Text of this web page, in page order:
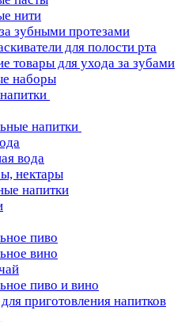
нити
зубными протезами
для полости рта
товары для ухода за зубами
наборы
напитки
вода
нектары
напитки
пиво
вино
пиво и вино
приготовления напитков